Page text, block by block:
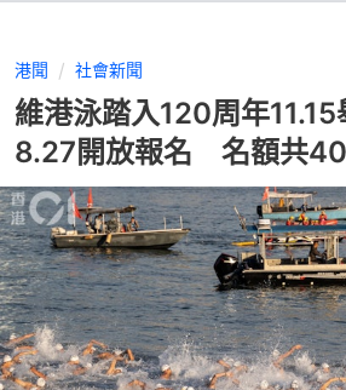
港聞 社會新聞
維港泳踏入120周年
8.27開放報名 名額共